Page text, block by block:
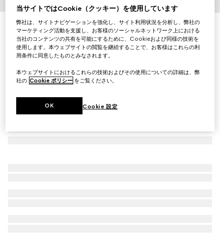
/5
〔グッチ インターロッキング〕カフブレスレット
￥173,800
（税込）
当サイトではCookie（クッキー）を使用しています
弊社は、サイトナビゲーションを強化し、サイト利用状況を分析し、弊社の
マーケティング活動を支援し、お客様のソーシャルネットワーク上における
当社のコンテンツの共有を可能にするために、Cookieおよび同様の技術を
使用します。本ウェブサイトの閲覧を継続することで、お客様はこれらの利
用条件に同意したものとみなされます。
本ウェブサイトにおけるこれらの技術およびその使用についての詳細は、弊
社の Cookie ポリシー をご覧ください。
Cookie 設定
OK